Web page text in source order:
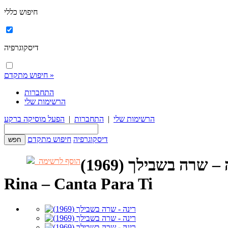
חיפוש כללי
חיפוש מתקדם »
התחברות
הרשימות שלי
הרשימות שלי | התחברות | הפעל מוסיקה ברקע
דיסקוגרפיה חיפוש מתקדם
הוסף לרשימה
– שרה בשבילך (1969)
Rina – Canta Para Ti